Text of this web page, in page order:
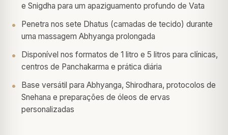
e Snigdha para um apaziguamento profundo de Vata
Penetra nos sete Dhatus (camadas de tecido) durante
uma massagem Abhyanga prolongada
Disponível nos formatos de 1 litro e 5 litros para clínicas,
centros de Panchakarma e prática diária
Base versátil para Abhyanga, Shirodhara, protocolos de
Snehana e preparações de óleos de ervas
personalizadas